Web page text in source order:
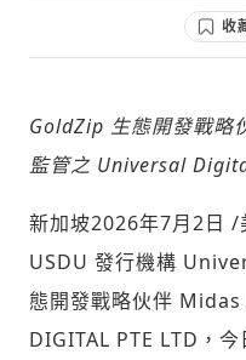
收
GoldZip 生態開發戰略
監管之 Universal
新加坡2026年7月2日 /
USDU 發行機構
態開發戰略伙伴 Midas
DIGITAL PTE LTD， 今